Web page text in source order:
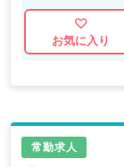
お気に入り
常勤求人